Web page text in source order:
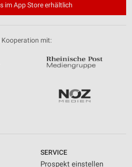
im App Store erhältlich
Kooperation mit:
SERVICE
Prospekt einstellen